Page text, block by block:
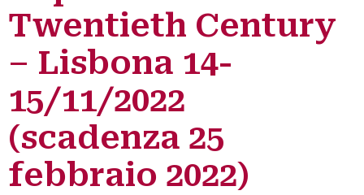
Twentieth Century
– Lisbona 14-
15/11/2022
(scadenza 25
febbraio 2022)